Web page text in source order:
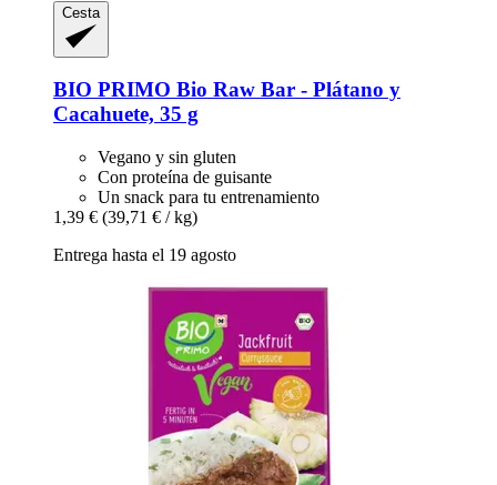
Cesta
BIO PRIMO Bio Raw Bar -​ Plátano y
Cacahuete, 35 g
Vegano y sin gluten
Con proteína de guisante
Un snack para tu entrenamiento
1,39 € (39,71 € / kg)
Entrega hasta el 19 agosto